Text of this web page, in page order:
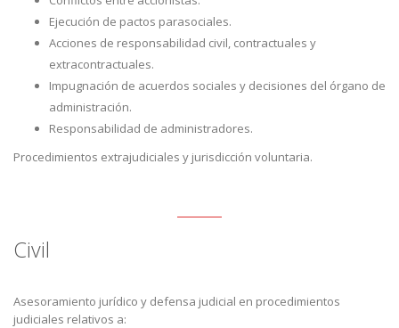
Ejecución de pactos parasociales.
Acciones de responsabilidad civil, contractuales y
extracontractuales.
Impugnación de acuerdos sociales y decisiones del órgano de
administración.
Responsabilidad de administradores.
Procedimientos extrajudiciales y jurisdicción voluntaria.
Civil
Asesoramiento jurídico y defensa judicial en procedimientos
judiciales relativos a: